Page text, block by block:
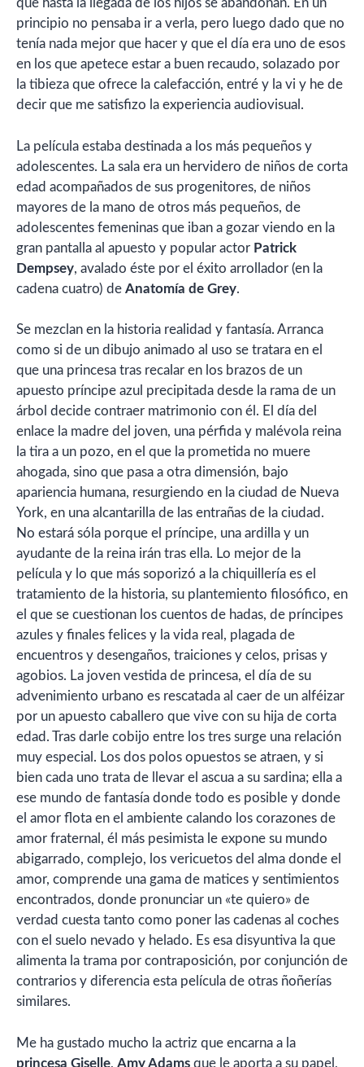
que hasta la llegada de los hijos se abandonan. En un
principio no pensaba ir a verla, pero luego dado que no
tenía nada mejor que hacer y que el día era uno de esos
en los que apetece estar a buen recaudo, solazado por
la tibieza que ofrece la calefacción, entré y la vi y he de
decir que me satisfizo la experiencia audiovisual.
La película estaba destinada a los más pequeños y
adolescentes. La sala era un hervidero de niños de corta
edad acompañados de sus progenitores, de niños
mayores de la mano de otros más pequeños, de
adolescentes femeninas que iban a gozar viendo en la
gran pantalla al apuesto y popular actor Patrick
Dempsey, avalado éste por el éxito arrollador (en la
cadena cuatro) de Anatomía de Grey.
Se mezclan en la historia realidad y fantasía. Arranca
como si de un dibujo animado al uso se tratara en el
que una princesa tras recalar en los brazos de un
apuesto príncipe azul precipitada desde la rama de un
árbol decide contraer matrimonio con él. El día del
enlace la madre del joven, una pérfida y malévola reina
la tira a un pozo, en el que la prometida no muere
ahogada, sino que pasa a otra dimensión, bajo
apariencia humana, resurgiendo en la ciudad de Nueva
York, en una alcantarilla de las entrañas de la ciudad.
No estará sóla porque el príncipe, una ardilla y un
ayudante de la reina irán tras ella. Lo mejor de la
película y lo que más soporizó a la chiquillería es el
tratamiento de la historia, su plantemiento filosófico, en
el que se cuestionan los cuentos de hadas, de príncipes
azules y finales felices y la vida real, plagada de
encuentros y desengaños, traiciones y celos, prisas y
agobios. La joven vestida de princesa, el día de su
advenimiento urbano es rescatada al caer de un alféizar
por un apuesto caballero que vive con su hija de corta
edad. Tras darle cobijo entre los tres surge una relación
muy especial. Los dos polos opuestos se atraen, y si
bien cada uno trata de llevar el ascua a su sardina; ella a
ese mundo de fantasía donde todo es posible y donde
el amor flota en el ambiente calando los corazones de
amor fraternal, él más pesimista le expone su mundo
abigarrado, complejo, los vericuetos del alma donde el
amor, comprende una gama de matices y sentimientos
encontrados, donde pronunciar un «te quiero» de
verdad cuesta tanto como poner las cadenas al coches
con el suelo nevado y helado. Es esa disyuntiva la que
alimenta la trama por contraposición, por conjunción de
contrarios y diferencia esta película de otras ñoñerías
similares.
Me ha gustado mucho la actriz que encarna a la
princesa Giselle, Amy Adams que le aporta a su papel,